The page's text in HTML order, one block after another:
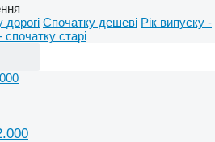
Спочатку дешеві Рік випуску -
спочатку старі